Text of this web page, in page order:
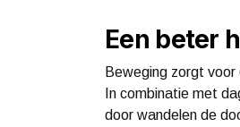
Een beter
Beweging zorgt
In combinatie met
door wandelen de